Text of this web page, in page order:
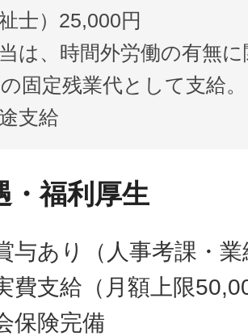
士）25,000円
は、時間外労働の有無
固定残業代として支給。
支給
・福利厚生
与あり（人事考課・
費支給（月額上限
保険完備